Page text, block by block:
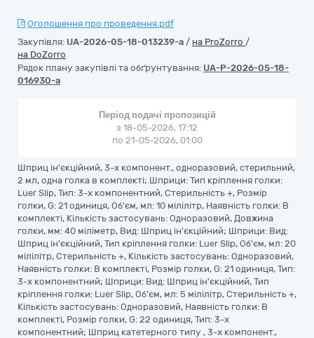
Оголошення про проведення.pdf
Закупівля: UA-2026-05-18-013239-a / на ProZorro /
на DoZorro
Рядок плану закупівлі та обґрунтування: UA-P-2026-05-18-
016930-a
Період подачі пропозицій
з 18-05-2026, 17:12
по 21-05-2026, 01:00
Шприц ін'єкційний, 3-х компонент., одноразовий, стерильний,
2 мл, одна голка в комплекті; Шприци: Тип кріплення голки:
Luer Slip, Тип: 3-х компонентний, Стерильність +, Розмір
голки, G: 21 одиниця, Об'єм, мл: 10 мілілітр, Наявність голки: В
комплекті, Кількість застосувань: Одноразовий, Довжина
голки, мм: 40 міліметр, Вид: Шприц ін'єкційний; Шприци: Вид:
Шприц ін'єкційний, Тип кріплення голки: Luer Slip, Об'єм, мл: 20
мілілітр, Стерильність +, Кількість застосувань: Одноразовий,
Наявність голки: В комплекті, Розмір голки, G: 21 одиниця, Тип:
3-х компонентний; Шприци: Вид: Шприц ін'єкційний, Тип
кріплення голки: Luer Slip, Об'єм, мл: 5 мілілітр, Стерильність +,
Кількість застосувань: Одноразовий, Наявність голки: В
комплекті, Розмір голки, G: 22 одиниця, Тип: 3-х
компонентний; Шприц катетерного типу , 3-х компонент.,